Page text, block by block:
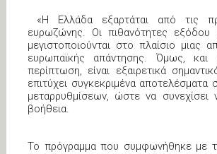
«Η Ελλάδα εξαρτάται από τις
ευρωζώνης. Οι πιθανότητες εξόδου
μεγιστοποιούνται στο πλαίσιο μιας
ευρωπαϊκής απάντησης. Όμως,
περίπτωση, είναι εξαιρετικά
επιτύχει συγκεκριμένα
μεταρρυθμίσεων, ώστε να συνεχίσει
βοήθεια.
Το πρόγραμμα που συμφωνήθηκε με